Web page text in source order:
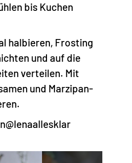
bis Kuchen
halbieren, Frosting
und auf die
verteilen. Mit
und Marzipan-
@lenaallesklar